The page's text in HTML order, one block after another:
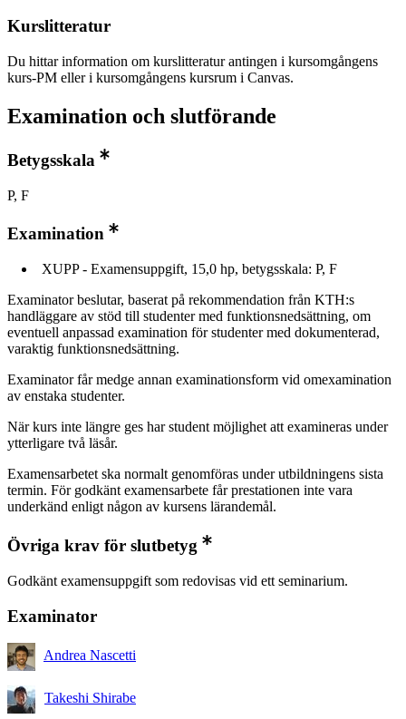
Kurslitteratur
Du hittar information om kurslitteratur antingen i kursomgångens
kurs-PM eller i kursomgångens kursrum i Canvas.
Examination och slutförande
Betygsskala
P, F
Examination
XUPP - Examensuppgift, 15,0 hp, betygsskala: P, F
Examinator beslutar, baserat på rekommendation från KTH:s
handläggare av stöd till studenter med funktionsnedsättning, om
eventuell anpassad examination för studenter med dokumenterad,
varaktig funktionsnedsättning.
Examinator får medge annan examinationsform vid omexamination
av enstaka studenter.
När kurs inte längre ges har student möjlighet att examineras under
ytterligare två läsår.
Examensarbetet ska normalt genomföras under utbildningens sista
termin. För godkänt examensarbete får prestationen inte vara
underkänd enligt någon av kursens lärandemål.
Övriga krav för slutbetyg
Godkänt examensuppgift som redovisas vid ett seminarium.
Examinator
Andrea Nascetti
Takeshi Shirabe